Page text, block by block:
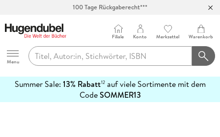
100 Tage Rückgaberecht***
Hugendubel
Menu
Filiale Konto Merkzettel Warenkorb
Summer Sale: 13% Rabatt12auf viele Sortimente mit dem
CodeSOMMER13
erfahren